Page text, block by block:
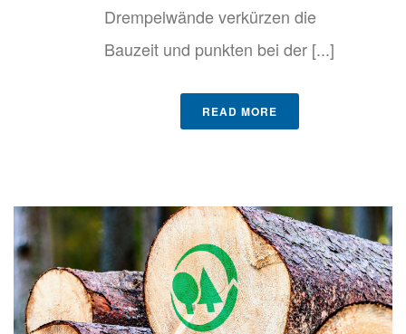
Drempelwände verkürzen die
Bauzeit und punkten bei der [...]
READ MORE